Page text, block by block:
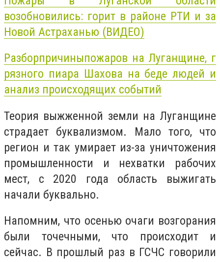
возобновились: горит в районе РТИ и за
Новой Астраханью (ВИДЕО)
Разборпричиныпожаров на Луганщине, г
рязного пиара Шахова на беде людей и
анализ происходящих событий
Теория выжженной земли на Луганщине
страдает буквализмом. Мало того, что
регион и так умирает из-за уничтожения
промышленности и нехватки рабочих
мест, с 2020 года область выжигать
начали буквально.
Напомним, что осенью очаги возгорания
были точечными, что происходит и
сейчас. В прошлый раз в ГСЧС говорили